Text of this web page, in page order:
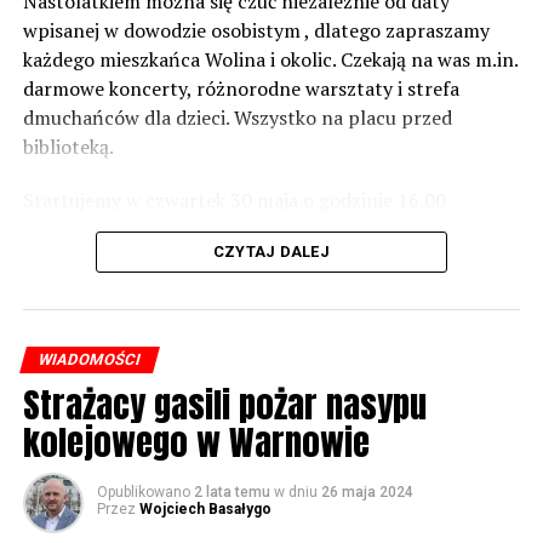
norm dopuszczalnego hałasu, no to nie możemy nic
zrobić. Tam są odpowiednie normy – 61 i 56 decybeli –
zaznacza.
Foto: Wojciech Basałygo
wpisanej w dowodzie osobistym , dlatego zapraszamy
każdego mieszkańca Wolina i okolic. Czekają na was m.in.
darmowe koncerty, różnorodne warsztaty i strefa
dmuchańców dla dzieci. Wszystko na placu przed
biblioteką.
występami zespołów „Yellow” i „Specyficzni”.
CZYTAJ DALEJ
WIADOMOŚCI
Strażacy gasili pożar nasypu
kolejowego w Warnowie
Opublikowano 2 lata temu w dniu 26 maja 2024
Przez Wojciech Basałygo